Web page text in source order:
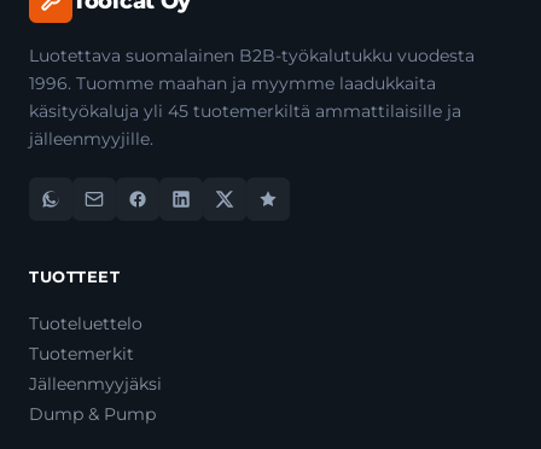
Luotettava suomalainen B2B-työkalutukku vuodesta
1996. Tuomme maahan ja myymme laadukkaita
käsityökaluja yli 45 tuotemerkiltä ammattilaisille ja
jälleenmyyjille.
TUOTTEET
Tuoteluettelo
Tuotemerkit
Jälleenmyyjäksi
Dump & Pump